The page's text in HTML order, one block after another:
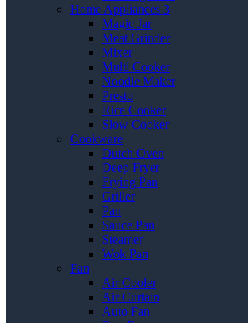
Home Appliances 3
Magic Jar
Meat Grinder
Mixer
Multi Cooker
Noodle Maker
Presto
Rice Cooker
Slow Cooker
Cookware
Dutch Oven
Deep Fryer
Frying Pan
Griller
Pan
Sauce Pan
Steamer
Wok Pan
Fan
Air Cooler
Air Curtain
Auto Fan